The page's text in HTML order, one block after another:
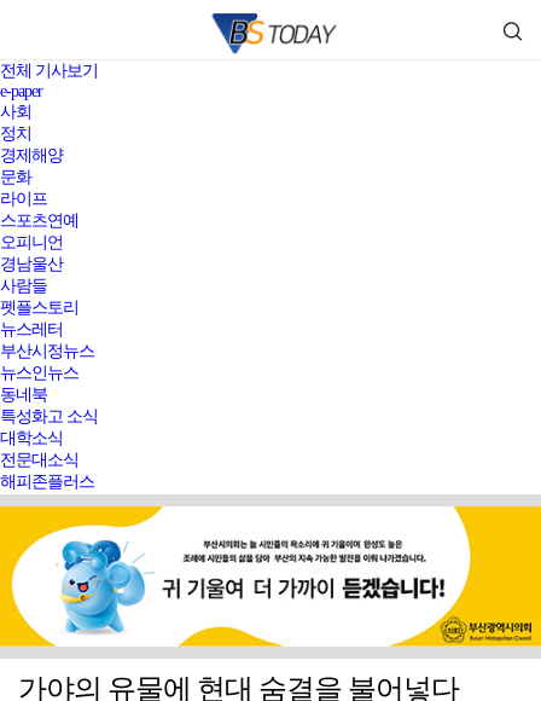
전체 기사보기
e-paper
사회
정치
경제해양
문화
라이프
스포츠연예
오피니언
경남울산
사람들
펫플스토리
뉴스레터
부산시정뉴스
뉴스인뉴스
동네북
특성화고 소식
대학소식
전문대소식
해피존플러스
가야의 유물에 현대 숨결을 불어넣다